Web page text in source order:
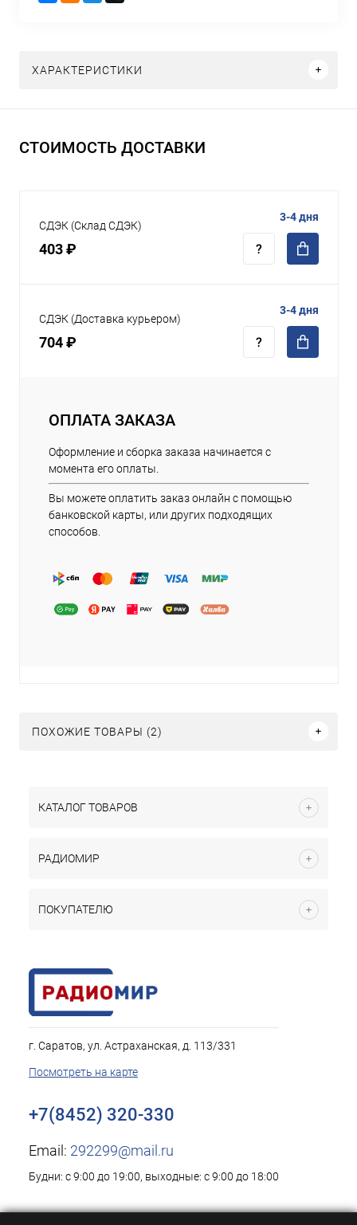
ХАРАКТЕРИСТИКИ
СТОИМОСТЬ ДОСТАВКИ
СДЭК (Склад СДЭК)
403 ₽
3-4 дня
СДЭК (Доставка курьером)
704 ₽
3-4 дня
ОПЛАТА ЗАКАЗА
Оформление и сборка заказа начинается с
момента его оплаты.
Вы можете оплатить заказ онлайн с помощью
банковской карты, или других подходящих
способов.
ПОХОЖИЕ ТОВАРЫ (2)
КАТАЛОГ ТОВАРОВ
РАДИОМИР
ПОКУПАТЕЛЮ
г. Саратов, ул. Астраханская, д. 113/331
Посмотреть на карте
+7(8452) 320-330
Email: 292299@mail.ru
Будни: с 9:00 до 19:00, выходные: с 9:00 до 18:00